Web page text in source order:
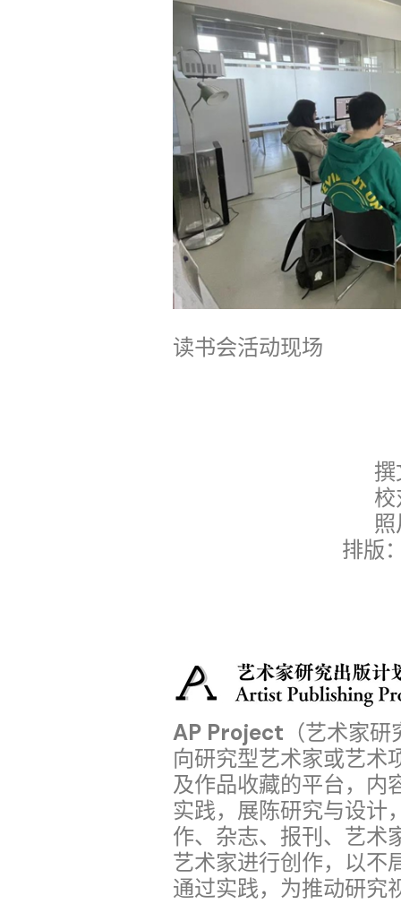
读书会活动现场
排版
AP Project （艺术家
向研究型艺术家或艺术
及作品收藏的平台，内
实践，展陈研究与设计
作、杂志、报刊、艺术
艺术家进行创作，以不
通过实践，为推动研究